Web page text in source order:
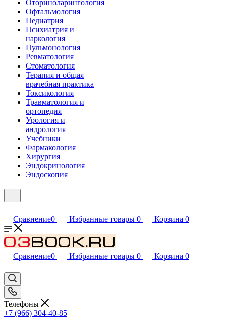
Оториноларингология
Офтальмология
Педиатрия
Психиатрия и
наркология
Пульмонология
Ревматология
Стоматология
Терапия и общая
врачебная практика
Токсикология
Травматология и
ортопедия
Урология и
андрология
Учебники
Фармакология
Хирургия
Эндокринология
Эндоскопия
Сравнение0 Избранные товары 0 Корзина 0
Сравнение0 Избранные товары 0 Корзина 0
Телефоны
+7 (966) 304-40-85